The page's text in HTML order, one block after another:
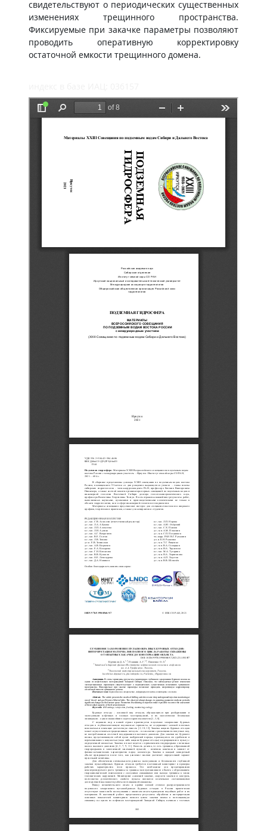
свидетельствуют о периодических существенных
изменениях трещинного пространства.
Фиксируемые при закачке параметры позволяют
проводить оперативную корректировку
остаточной емкости трещинного домена.